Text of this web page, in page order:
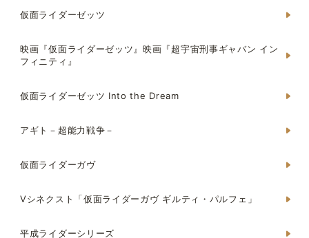
仮面ライダーゼッツ
映画『仮面ライダーゼッツ』映画『超宇宙刑事ギャバン イン
フィニティ』
仮面ライダーゼッツ Into the Dream
アギト－超能力戦争－
仮面ライダーガヴ
Vシネクスト「仮面ライダーガヴ ギルティ・パルフェ」
平成ライダーシリーズ